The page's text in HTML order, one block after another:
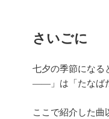
さいごに
七夕の季節になる
――」は「たなば
ここで紹介した曲